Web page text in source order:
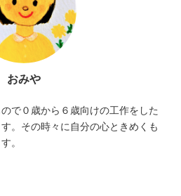
おみや
で０歳から６歳向けの工作をした
。その時々に自分の心ときめくも
。